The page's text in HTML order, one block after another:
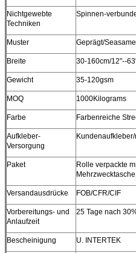
Nichtgewebte
Techniken
Spinnen-
Muster Geprägt/Seasame
Breite 30-160cm/12"--
Gewicht 35-120gsm
MOQ 1000Kilograms
Farbe Farbenreiche
Aufkleber-
Versorgung
Paket
Rolle verpackte
Versandausdrücke FOB/CFR/CIF
Vorbereitungs- und
Anlaufzeit
25 Tage nach
Bescheinigung U. INTERTEK